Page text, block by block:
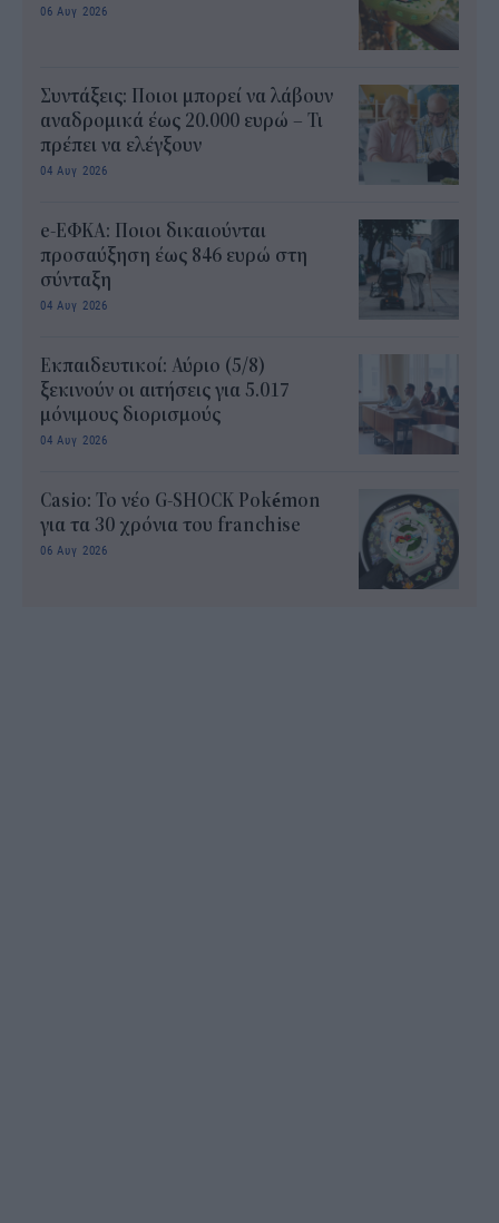
06 Αυγ 2026
Συντάξεις: Ποιοι μπορεί να λάβουν
αναδρομικά έως 20.000 ευρώ – Τι
πρέπει να ελέγξουν
04 Αυγ 2026
e-ΕΦΚΑ: Ποιοι δικαιούνται
προσαύξηση έως 846 ευρώ στη
σύνταξη
04 Αυγ 2026
Εκπαιδευτικοί: Αύριο (5/8)
ξεκινούν οι αιτήσεις για 5.017
μόνιμους διορισμούς
04 Αυγ 2026
Casio: Το νέο G-SHOCK Pokémon
για τα 30 χρόνια του franchise
06 Αυγ 2026